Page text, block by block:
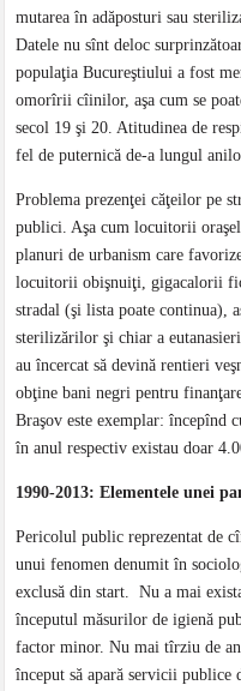
mutarea în adăposturi sau
Datele nu sînt deloc
populaţia Bucureştiului a fost
omorîrii cîinilor, aşa cum se
secol 19 şi 20. Atitudinea de
fel de puternică de-a lungul
Problema prezenţei căţeilor pe
publici. Aşa cum locuitorii
planuri de urbanism care
locuitorii obişnuiţi, gigacalorii
stradal (şi lista poate continua),
sterilizărilor şi chiar a
au încercat să devină rentieri
obţine bani negri pentru
Braşov este exemplar: începînd
în anul respectiv existau doar
1990-2013: Elementele unei
Pericolul public reprezentat de
unui fenomen denumit în
exclusă din start. Nu a mai
începutul măsurilor de igienă
factor minor. Nu mai tîrziu de
început să apară servicii publice